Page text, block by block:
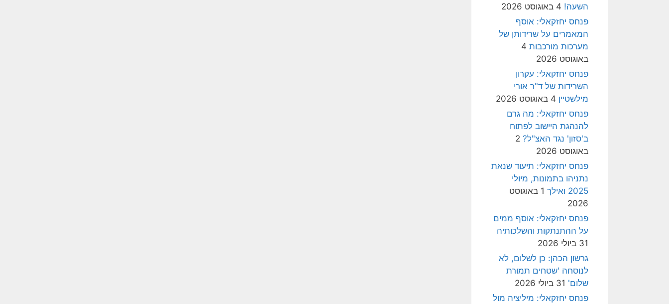
השעה! 4 באוגוסט 2026
פנחס יחזקאלי: אוסף
המאמרים על שרידותן של
מערכות מורכבות 4
באוגוסט 2026
פנחס יחזקאלי: עקרון
השרידות של ד"ר אורי
מילשטיין 4 באוגוסט 2026
פנחס יחזקאלי: מה גרם
להנהגת היישוב לפתוח
ב'סזון' נגד האצ"ל? 2
באוגוסט 2026
פנחס יחזקאלי: תיעוד שנאת
נתניהו בתמונות, מיולי
2025 ואילך
1 באוגוסט
2026
פנחס יחזקאלי: אוסף ממים
על ההתנתקות והשלכותיה
31 ביולי 2026
גרשון הכהן: כן לשלום, לא
לנוסחה 'שטחים תמורת
שלום' 31 ביולי 2026
פנחס יחזקאלי: מיליציה מול